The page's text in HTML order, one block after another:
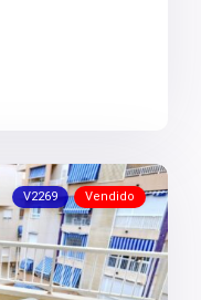
V2269 Vendido